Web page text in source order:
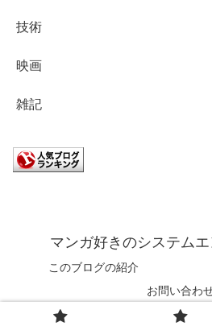
技術
映画
雑記
マンガ好きのシステム
このブログの紹介
お問い合わ
© 2021 マンガ好きのシステ